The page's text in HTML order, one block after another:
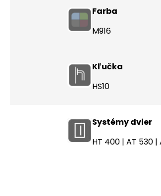
Farba
M916
Kľučka
HS10
Systémy dvier
HT 400 | AT 530 |